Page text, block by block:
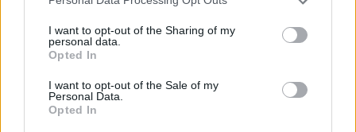
not limited to your visit or usage behaviour. You may click to
grant or deny consent to Google and its third-party tags to
use your data for below specified purposes in below Google
consent section.
I want to opt-out of the Sharing of my
personal data.
Opted In
I want to opt-out of the Sale of my
Personal Data.
Opted In
Matolcsy György: A nyelv
gazdagsága, a gazdagság nyelve